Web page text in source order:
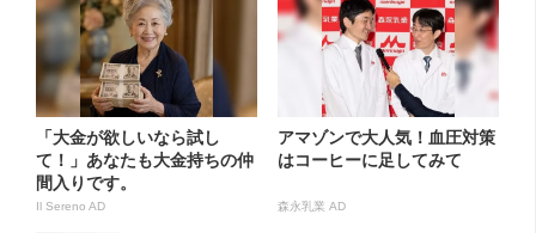
「大金が欲しいなら試し
て！」あなたも大金持ちの仲
間入りです。
Il Sereno AD
アマゾンで大人気！血圧対策
はコーヒーに足してみて
森永乳業 AD